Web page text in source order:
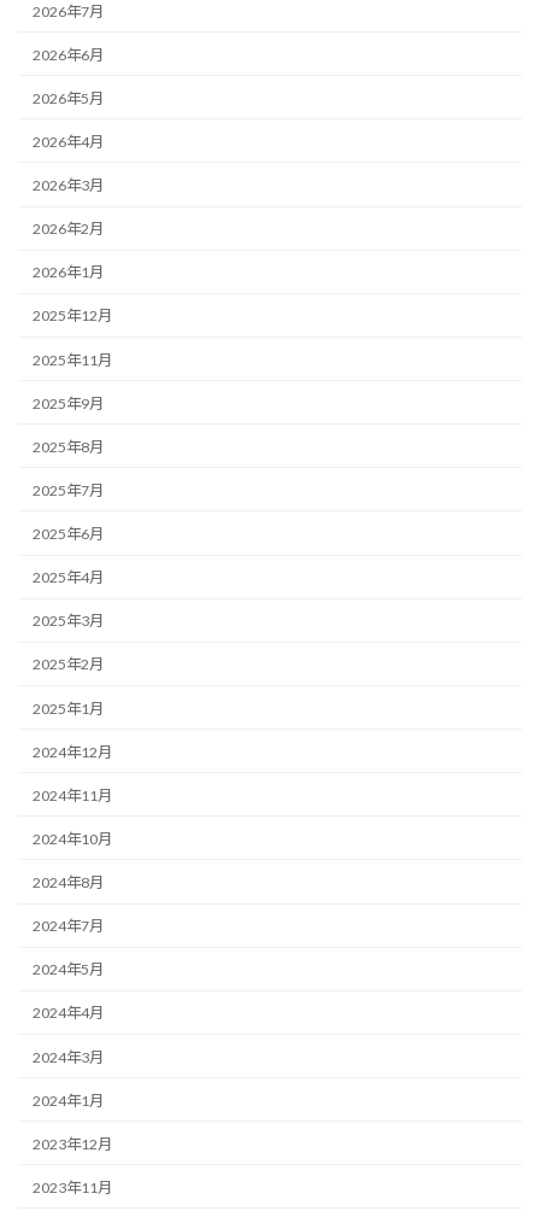
2026年7月
2026年6月
2026年5月
2026年4月
2026年3月
2026年2月
2026年1月
2025年12月
2025年11月
2025年9月
2025年8月
2025年7月
2025年6月
2025年4月
2025年3月
2025年2月
2025年1月
2024年12月
2024年11月
2024年10月
2024年8月
2024年7月
2024年5月
2024年4月
2024年3月
2024年1月
2023年12月
2023年11月